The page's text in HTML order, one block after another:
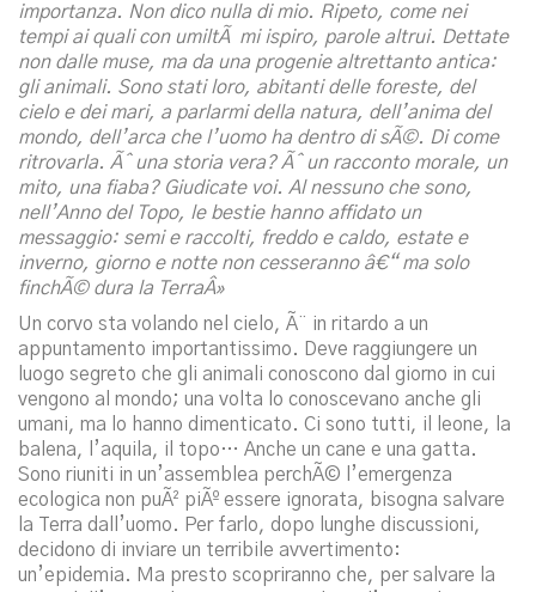
importanza. Non dico nulla di mio. Ripeto, come nei
tempi ai quali con umiltÃ mi ispiro, parole altrui. Dettate
non dalle muse, ma da una progenie altrettanto antica:
gli animali. Sono stati loro, abitanti delle foreste, del
cielo e dei mari, a parlarmi della natura, dell’anima del
mondo, dell’arca che l’uomo ha dentro di sÃ©. Di come
ritrovarla. Ãˆ una storia vera? Ãˆ un racconto morale, un
mito, una fiaba? Giudicate voi. Al nessuno che sono,
nell’Anno del Topo, le bestie hanno affidato un
messaggio: semi e raccolti, freddo e caldo, estate e
inverno, giorno e notte non cesseranno â€“ ma solo
finchÃ© dura la TerraÂ»
Un corvo sta volando nel cielo, Ã¨ in ritardo a un
appuntamento importantissimo. Deve raggiungere un
luogo segreto che gli animali conoscono dal giorno in cui
vengono al mondo; una volta lo conoscevano anche gli
umani, ma lo hanno dimenticato. Ci sono tutti, il leone, la
balena, l’aquila, il topo… Anche un cane e una gatta.
Sono riuniti in un’assemblea perchÃ© l’emergenza
ecologica non puÃ² piÃº essere ignorata, bisogna salvare
la Terra dall’uomo. Per farlo, dopo lunghe discussioni,
decidono di inviare un terribile avvertimento:
un’epidemia. Ma presto scopriranno che, per salvare la